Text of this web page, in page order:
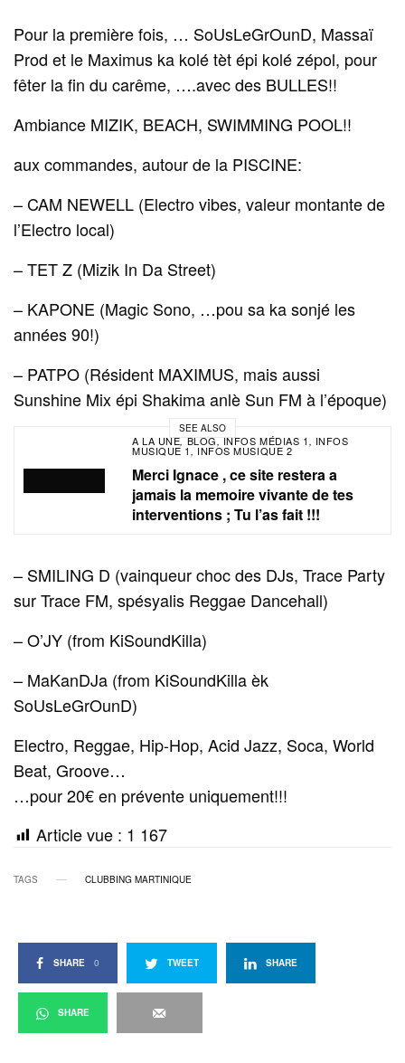
Pour la première fois, … SoUsLeGrOunD, Massaï
Prod et le Maximus ka kolé tèt épi kolé zépol, pour
fêter la fin du carême, ….avec des BULLES!!
Ambiance MIZIK, BEACH, SWIMMING POOL!!
aux commandes, autour de la PISCINE:
– CAM NEWELL (Electro vibes, valeur montante de
l’Electro local)
– TET Z (Mizik In Da Street)
– KAPONE (Magic Sono, …pou sa ka sonjé les
années 90!)
– PATPO (Résident MAXIMUS, mais aussi
Sunshine Mix épi Shakima anlè Sun FM à l’époque)
SEE ALSO
A LA UNE, BLOG, INFOS MÉDIAS 1 , INFOS
MUSIQUE 1 , INFOS MUSIQUE 2
Merci Ignace , ce site restera a
jamais la memoire vivante de tes
interventions ; Tu l’as fait !!!
– SMILING D (vainqueur choc des DJs, Trace Party
sur Trace FM, spésyalis Reggae Dancehall)
– O’JY (from KiSoundKilla)
– MaKanDJa (from KiSoundKilla èk
SoUsLeGrOunD)
Electro, Reggae, Hip-Hop, Acid Jazz, Soca, World
Beat, Groove…
…pour 20€ en prévente uniquement!!!
Article vue : 1 167
TAGS CLUBBING MARTINIQUE
SHARE 0 TWEET SHARE
SHARE